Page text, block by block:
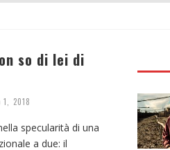
so di lei di
1, 2018
specularità di una
a due: il